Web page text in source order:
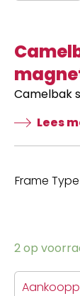
Camelbak
Lees
Frame Type
2 op